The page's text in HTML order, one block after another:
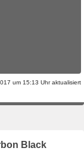
um 15:13 Uhr aktualisiert
Black